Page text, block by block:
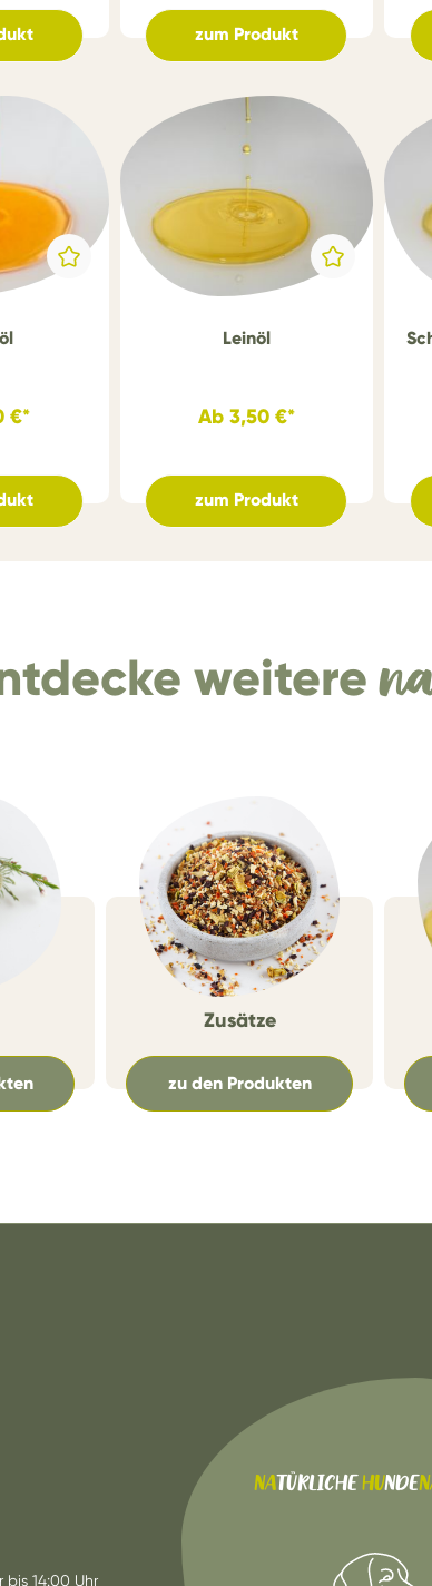
zum Produkt
€*
Leinöl
Ab 3,50 €*
zum Produkt
weitere
Zusätze
zu den Produkten
bis 14:00 Uhr
NATÜRLICHEHUNDE